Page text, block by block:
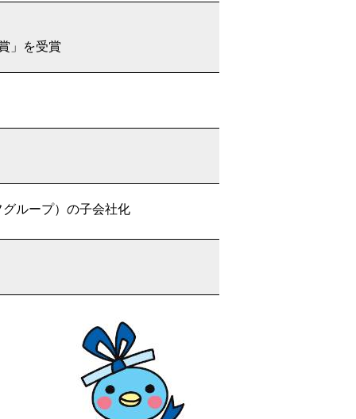
」を受賞
ループ）の子会社化